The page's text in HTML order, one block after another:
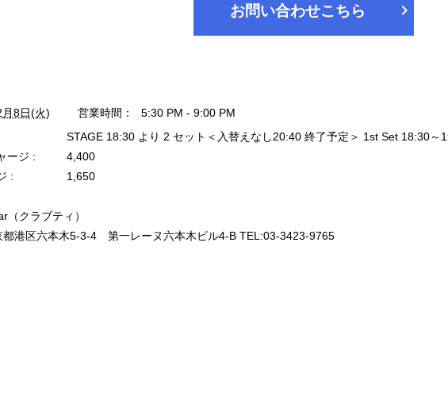
お問い合わせこちら chevron_right
8日(火) 営業時間：
5:30 PM - 9:00 PM
STAGE 18:30 より 2 セット＜入替えなし20:40 終了予定＞ 1st Set 18:30
ージ :
4,400
:
1,650
（クラブティ）
都港区六本木5-3-4 第一レーヌ六本木ビル4-B TEL:03-3423-9765